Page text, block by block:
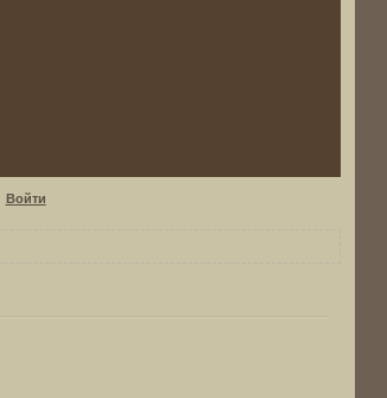
Войти